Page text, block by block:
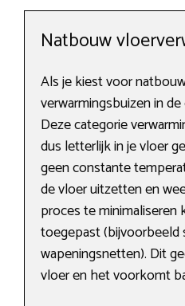
Natbouw
Als je kiest voor
verwarmingsbuizen in
Deze categorie
dus letterlijk in je vloer
geen constante
de vloer uitzetten en
proces te minimaliseren
toegepast (bijvoorbeeld
wapeningsnetten). Dit
vloer en het voorkomt